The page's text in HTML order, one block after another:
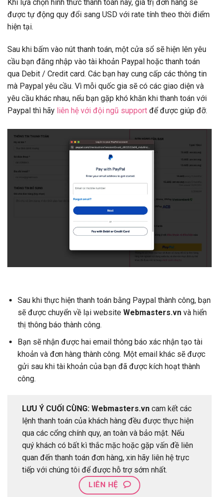
Khi lựa chọn hình thức thanh toán này, giá trị đơn hàng sẽ
được tự động quy đổi sang USD với rate tính theo thời điểm
hiện tại.
Sau khi bấm vào nút thanh toán, một cửa sổ sẽ hiện lên yêu
cầu bạn đăng nhập vào tài khoản Paypal hoặc thanh toán
qua Debit / Credit card. Các bạn hay cung cấp các thông tin
mà Paypal yêu cầu. Vì mỗi quốc gia sẽ có các giao diện và
yêu cầu khác nhau, nếu bạn gặp khó khăn khi thanh toán với
Paypal thì hãy liên hệ với đội ngũ support để được giúp đỡ.
Sau khi thực hiện thanh toán bằng Paypal thành công, bạn
sẽ được chuyển về lại website Webmasters.vnvà hiển
thị thông báo thành công.
Bạn sẽ nhận được hai email thông báo xác nhận tạo tài
khoản và đơn hàng thành công. Một email khác sẽ được
gửi sau khi tài khoản của bạn đã được kích hoạt thành
công.
LƯU Ý CUỐI CÙNG: Webmasters.vn cam kết các
lệnh thanh toán của khách hàng đều được thực hiện
qua các cổng chính quy, an toàn và bảo mật. Nếu
quý khách có bất kì thắc mặc hoặc gặp vấn đề liên
quan đến thanh toán đơn hàng, xin hãy liên hệ trực
tiếp với chúng tôi để được hỗ trợ sớm nhất.
LIÊN HỆ